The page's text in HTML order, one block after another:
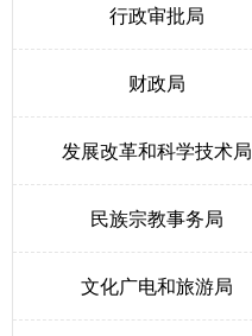
行政审批局
财政局
发展改革和科学技术局
民族宗教事务局
文化广电和旅游局